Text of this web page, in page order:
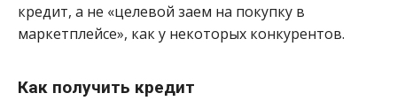
кредит, а не «целевой заем на покупку в
маркетплейсе», как у некоторых конкурентов.
Как получить кредит